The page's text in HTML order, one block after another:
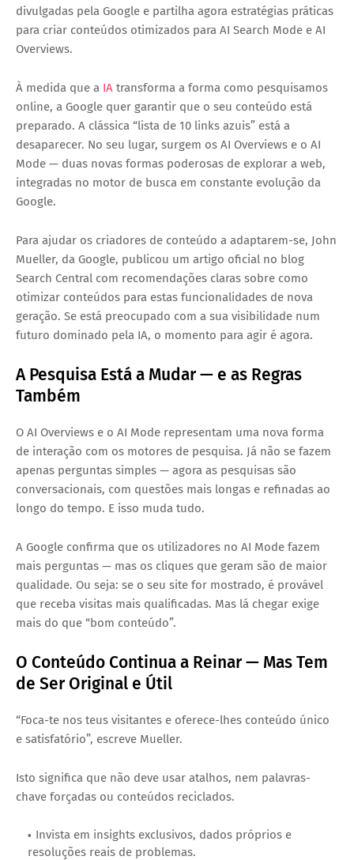
divulgadas pela Google e partilha agora estratégias práticas
para criar conteúdos otimizados para AI Search Mode e AI
Overviews.
À medida que a IA transforma a forma como pesquisamos
online, a Google quer garantir que o seu conteúdo está
preparado. A clássica “lista de 10 links azuis” está a
desaparecer. No seu lugar, surgem os AI Overviews e o AI
Mode — duas novas formas poderosas de explorar a web,
integradas no motor de busca em constante evolução da
Google.
Para ajudar os criadores de conteúdo a adaptarem-se, John
Mueller, da Google, publicou um artigo oficial no blog
Search Central com recomendações claras sobre como
otimizar conteúdos para estas funcionalidades de nova
geração. Se está preocupado com a sua visibilidade num
futuro dominado pela IA, o momento para agir é agora.
A Pesquisa Está a Mudar — e as Regras
Também
O AI Overviews e o AI Mode representam uma nova forma
de interação com os motores de pesquisa. Já não se fazem
apenas perguntas simples — agora as pesquisas são
conversacionais, com questões mais longas e refinadas ao
longo do tempo. E isso muda tudo.
A Google confirma que os utilizadores no AI Mode fazem
mais perguntas — mas os cliques que geram são de maior
qualidade. Ou seja: se o seu site for mostrado, é provável
que receba visitas mais qualificadas. Mas lá chegar exige
mais do que “bom conteúdo”.
O Conteúdo Continua a Reinar — Mas Tem
de Ser Original e Útil
“Foca-te nos teus visitantes e oferece-lhes conteúdo único
e satisfatório”, escreve Mueller.
Isto significa que não deve usar atalhos, nem palavras-
chave forçadas ou conteúdos reciclados.
Invista em insights exclusivos, dados próprios e
resoluções reais de problemas.